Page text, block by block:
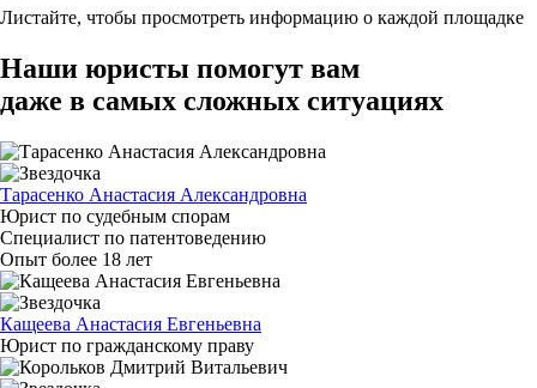
Листайте, чтобы просмотреть информацию о каждой площадке
Наши юристы помогут вам
даже в самых сложных ситуациях
Тарасенко Анастасия Александровна
Юрист по судебным спорам
Специалист по патентоведению
Опыт более 18 лет
Кащеева Анастасия Евгеньевна
Юрист по гражданскому праву